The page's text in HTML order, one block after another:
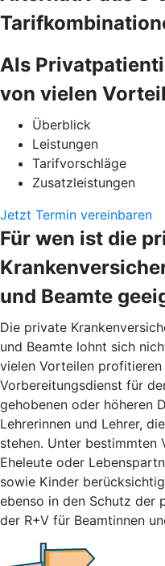
Als
von vielen
Überblick
Leistungen
Tarifvorschläge
Zusatzleistungen
Jetzt Termin vereinbaren
Für wen ist die
und Beamte
Die private
und Beamte lohnt sich
vielen Vorteilen profitieren
Vorbereitungsdienst für
gehobenen oder höheren
Lehrerinnen und Lehrer,
stehen. Unter bestimmten
Eheleute oder
sowie Kinder
ebenso in den Schutz der
der R+V für Beamtinnen